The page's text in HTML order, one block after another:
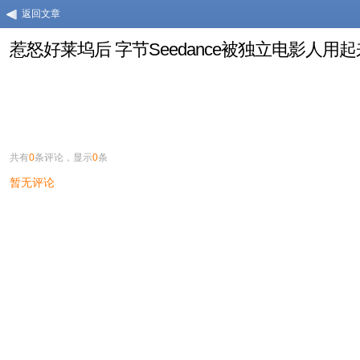
返回文章
惹怒好莱坞后 字节Seedance被独立电影人用
共有0条评论，显示0条
暂无评论